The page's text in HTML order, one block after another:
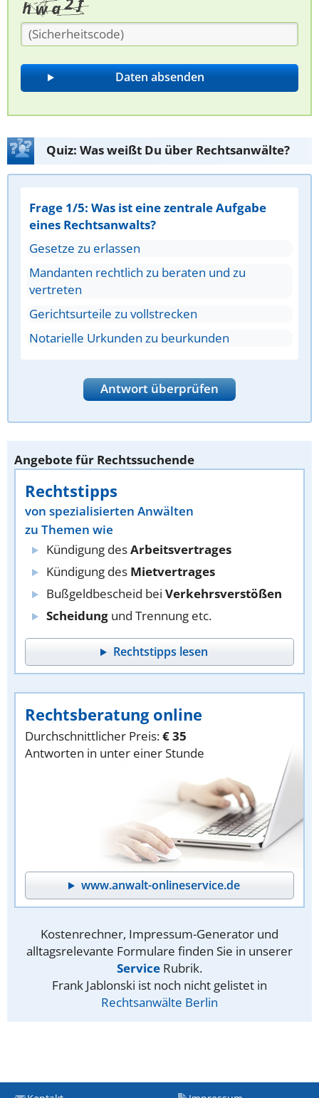
Quiz: Was weißt Du über Rechtsanwälte?
Frage 1/5: Was ist eine zentrale Aufgabe
eines Rechtsanwalts?
Gesetze zu erlassen
Mandanten rechtlich zu beraten und zu
vertreten
Gerichtsurteile zu vollstrecken
Notarielle Urkunden zu beurkunden
Antwort überprüfen
Angebote für Rechtssuchende
Rechtstipps
von spezialisierten Anwälten
zu Themen wie
Kündigung desArbeitsvertrages
Kündigung des Mietvertrages
Bußgeldbescheid bei Verkehrsverstößen
Scheidung und Trennung etc.
Rechtstipps lesen
Rechtsberatung online
Durchschnittlicher Preis:€ 35
Antworten in unter einer Stunde
www.anwalt-onlineservice.de
Kostenrechner, Impressum-Generator und
alltagsrelevante Formulare finden Sie in unserer
Service Rubrik.
Frank Jablonski ist noch nicht gelistet in
Rechtsanwälte Berlin